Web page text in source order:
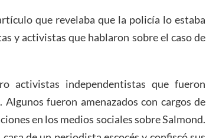
que revelaba que la policía lo estaba
y activistas que hablaron sobre el caso de
activistas independentistas que fueron
fueron amenazados con cargos de
en los medios sociales sobre Salmond.